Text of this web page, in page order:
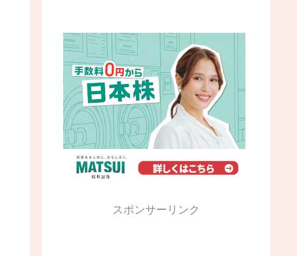
スポンサーリンク